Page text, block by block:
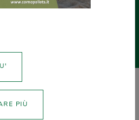
F46400 x
PIÙ